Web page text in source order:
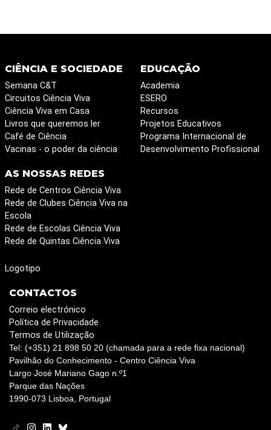
CIÊNCIA E SOCIEDADE
Semana C&T
Circuitos Ciência Viva
Ciência Viva em Casa
Livros que queremos ler
Café de Ciência
Vacinas - o poder da ciência
EDUCAÇÃO
Academia
ESERO
Recursos
Projetos Educativos
Programa Internacional de
Desenvolvimento Profissional
AS NOSSAS REDES
Rede de Centros Ciência Viva
Rede de Clubes Ciência Viva na
Escola
Rede de Escolas Ciência Viva
Rede de Quintas Ciência Viva
Logotipo
CONTACTOS
Correio electrónico
Política de Privacidade
Termos de Utilização
Tel: (+351) 21 898 50 20 (chamada para a rede fixa nacional)
Pavilhão do Conhecimento - Centro Ciência Viva
Largo José Mariano Gago n.º1
Parque das Nações
1990-073 Lisboa, Portugal